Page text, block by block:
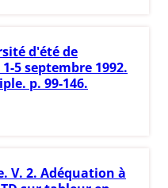
d'été de
5 septembre 1992.
p. 99-146.
V. 2. Adéquation à